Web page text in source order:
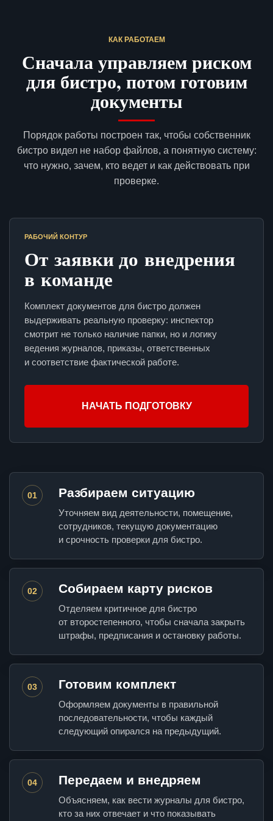
КАК РАБОТАЕМ
Сначала управляем риском
для бистро, потом готовим
документы
Порядок работы построен так, чтобы собственник
бистро видел не набор файлов, а понятную систему:
что нужно, зачем, кто ведет и как действовать при
проверке.
РАБОЧИЙ КОНТУР
От заявки до внедрения
в команде
Комплект документов для бистро должен
выдерживать реальную проверку: инспектор
смотрит не только наличие папки, но и логику
ведения журналов, приказы, ответственных
и соответствие фактической работе.
НАЧАТЬ ПОДГОТОВКУ
01 Разбираем ситуацию
Уточняем вид деятельности, помещение,
сотрудников, текущую документацию
и срочность проверки для бистро.
02 Собираем карту рисков
Отделяем критичное для бистро
от второстепенного, чтобы сначала закрыть
штрафы, предписания и остановку работы.
03 Готовим комплект
Оформляем документы в правильной
последовательности, чтобы каждый
следующий опирался на предыдущий.
04 Передаем и внедряем
Объясняем, как вести журналы для бистро,
кто за них отвечает и что показывать